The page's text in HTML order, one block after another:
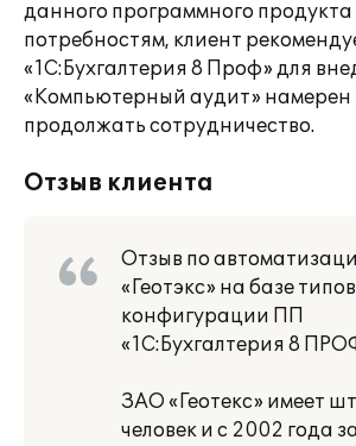
данного программного
потребностям, клиент
«1С:Бухгалтерия 8 Проф» для
«Компьютерный аудит» намерен
продолжать сотрудничество.
Отзыв клиента
Отзыв по
«Геотэкс» на базе
конфигурации ПП
«1С:Бухгалтерия 8
ЗАО «Геотекс» имеет
человек и с 2002 года